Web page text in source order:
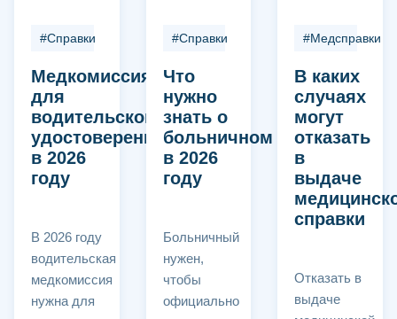
#Справки
Медкомиссия
для
водительского
удостоверения
в 2026
году
В 2026 году
водительская
медкомиссия
нужна для
#Справки
Что
нужно
знать о
больничном
в 2026
году
Больничный
нужен,
чтобы
официально
#Медсправки
В каких
случаях
могут
отказать
в
выдаче
справки
Отказать в
выдаче